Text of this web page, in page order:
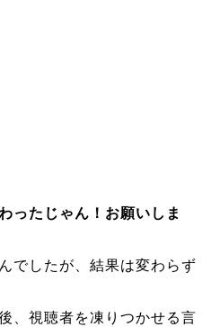
ったじゃん！お願いしま
でしたが、結果は変わらず
、視聴者を凍りつかせる言